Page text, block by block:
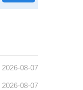
2026-08-07
2026-08-07